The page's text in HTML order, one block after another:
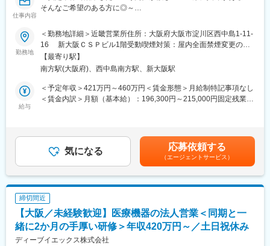
時には製品の取り扱い説明の為に手術現場に立会うこともありま
す。
■組織構成／キャリアパス
マネージャー1名、メンバー5名が所属しています。
入社後の活躍・評価次第ではありますが、
入社後約3年で主任、約5年で課長への昇進実績があります。
■評価制度
3カ月に1回報奨金制度があり、個人の成果だけでなくチーム成果
いるため、自分の頑張りが給与・賞与にしっかり反映されます。
■当社について
整形外科領域の製品を得意とし「日本人が日本人のために作る」
というモノづくりのコンセプトを大切にしています。手や肩専門
の骨折医療機器に特化した製品を提供し続けており、国産企業な
らではの迅速な対応、使いやすさ、顧客目線の営業活動により、
多くのドクターから支持されています。
変更の範囲：会社の定める業務
仕事内容
そんなご希望のある方に◎～
システム」をはじめとした虚血関連製品を医療機器販売代理店を
通して医療施設に提案営業する仕事です。
■業務内容：
・製品のデモンストレーション
・導入サポート、操作説明、アフターフォロー
・価格交渉
※当社は医療機器代理店ですが、本ポジションはメーカーとしての
■入社後の流れ：
・入社後は2週間程度の研修や配属後の先輩社員との営業同行を通
・ご経験によりますが、2～6ヶ月程度で独り立ちとなります。
※異業界からのご入社でもキャッチアップし、ご活躍いただいてい
ます。
■自動造影剤注入装置「RAQUOS インジェクションシステム」と
勤務地
＜勤務地詳細＞近畿営業所住所：大阪府大阪市淀川区西中島1-11-
16 新大阪ＣＳＰビル1階受動喫煙対策：屋内全面禁煙変更の範
囲：会社の定める事業所
【最寄り駅】
南方駅(大阪府)、西中島南方駅、新大阪駅
給与
＜予定年収＞421万円～460万円＜賃金形態＞月給制特記事項なし
＜賃金内訳＞月額（基本給）：196,300円～215,000円固定残業手
＞予定年収はあくまでも目安の金額であり、選考を通じて上下す
る可能性があります。■別途インセンティブ制度有・賞与：年2回
支給（約5か月分）・昇給・昇格：1回/年賃金はあくまでも目安の
金額であり、選考を通じて上下する可能性があります。月給(月額)
は固定手当を含めた表記です。
気になる 応募依頼する
（エージェントサービス）
締切間近
【大阪／未経験歓迎】医療機器の法人営業＜同期と一
緒に2か月の手厚い研修＞年収420万円～／土日祝休み
ディーブイエックス株式会社